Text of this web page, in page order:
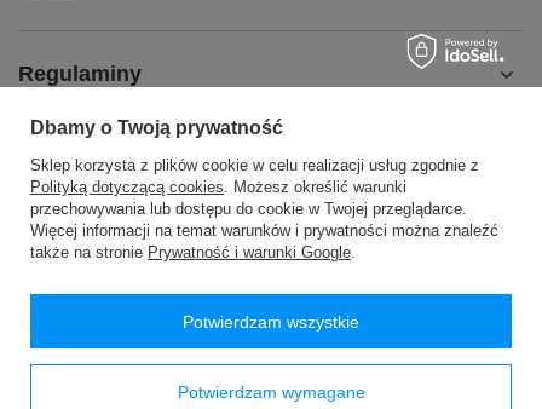
Regulaminy
MOJE KONTO
48 24 2776200 handlowy@passan.com.pl
PASSAN Pasmanteria,WÓLKA WYSOKA 26,
Dbamy o Twoją prywatność
Sklep korzysta z plików cookie w celu realizacji usług zgodnie z
Polityką dotyczącą cookies. Możesz określić warunki
przechowywania lub dostępu do cookie w Twojej przeglądarce.
Więcej informacji na temat warunków i prywatności można znaleźć
także na stronie Prywatność i warunki Google.
Potwierdzam wymagane
Potwierdzam wszystkie